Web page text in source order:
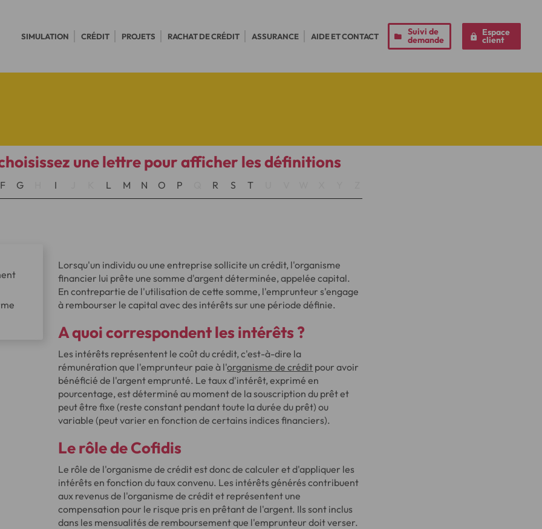
SIMULATION CRÉDIT PROJETS RACHAT DE CRÉDIT ASSURANCE AIDE ET CONTACT Suivi de
demande
Espace
client
une lettre pour afficher les définitions
F G I L M N O P R S T
Lorsqu'un individu ou une entreprise sollicite un crédit, l'organisme
financier lui prête une somme d'argent déterminée, appelée capital.
En contrepartie de l'utilisation de cette somme, l'emprunteur s'engage
à rembourser le capital avec des intérêts sur une période définie.
A quoi correspondent les intérêts ?
Les intérêts représentent le coût du crédit, c'est-à-dire la
rémunération que l'emprunteur paie à l'organisme de crédit pour avoir
bénéficié de l'argent emprunté. Le taux d'intérêt, exprimé en
pourcentage, est déterminé au moment de la souscription du prêt et
peut être fixe (reste constant pendant toute la durée du prêt) ou
variable (peut varier en fonction de certains indices financiers).
Le rôle de Cofidis
Le rôle de l'organisme de crédit est donc de calculer et d'appliquer les
intérêts en fonction du taux convenu. Les intérêts générés contribuent
aux revenus de l'organisme de crédit et représentent une
compensation pour le risque pris en prêtant de l'argent. Ils sont inclus
dans les mensualités de remboursement que l'emprunteur doit verser.